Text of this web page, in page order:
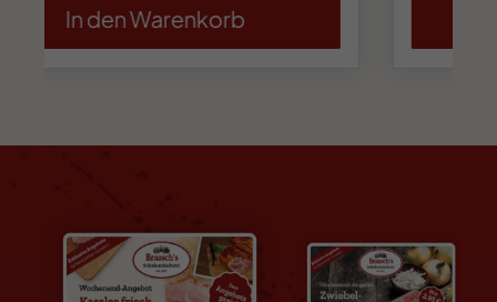
In den Warenkorb